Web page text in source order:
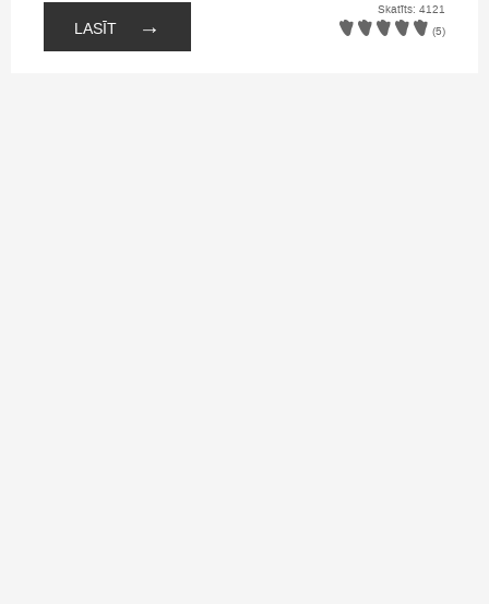
LASĪT →
Skatīts: 4121
(5)